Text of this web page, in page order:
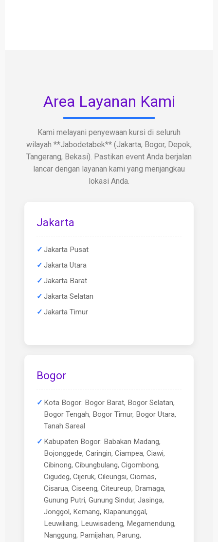
Area Layanan Kami
Kami melayani penyewaan kursi di seluruh
wilayah **Jabodetabek** (Jakarta, Bogor, Depok,
Tangerang, Bekasi). Pastikan event Anda berjalan
lancar dengan layanan kami yang menjangkau
lokasi Anda.
Jakarta
Jakarta Pusat
Jakarta Utara
Jakarta Barat
Jakarta Selatan
Jakarta Timur
Bogor
Kota Bogor: Bogor Barat, Bogor Selatan,
Bogor Tengah, Bogor Timur, Bogor Utara,
Tanah Sareal
Kabupaten Bogor: Babakan Madang,
Bojonggede, Caringin, Ciampea, Ciawi,
Cibinong, Cibungbulang, Cigombong,
Cigudeg, Cijeruk, Cileungsi, Ciomas,
Cisarua, Ciseeng, Citeureup, Dramaga,
Gunung Putri, Gunung Sindur, Jasinga,
Jonggol, Kemang, Klapanunggal,
Leuwiliang, Leuwisadeng, Megamendung,
Nanggung, Pamijahan, Parung,